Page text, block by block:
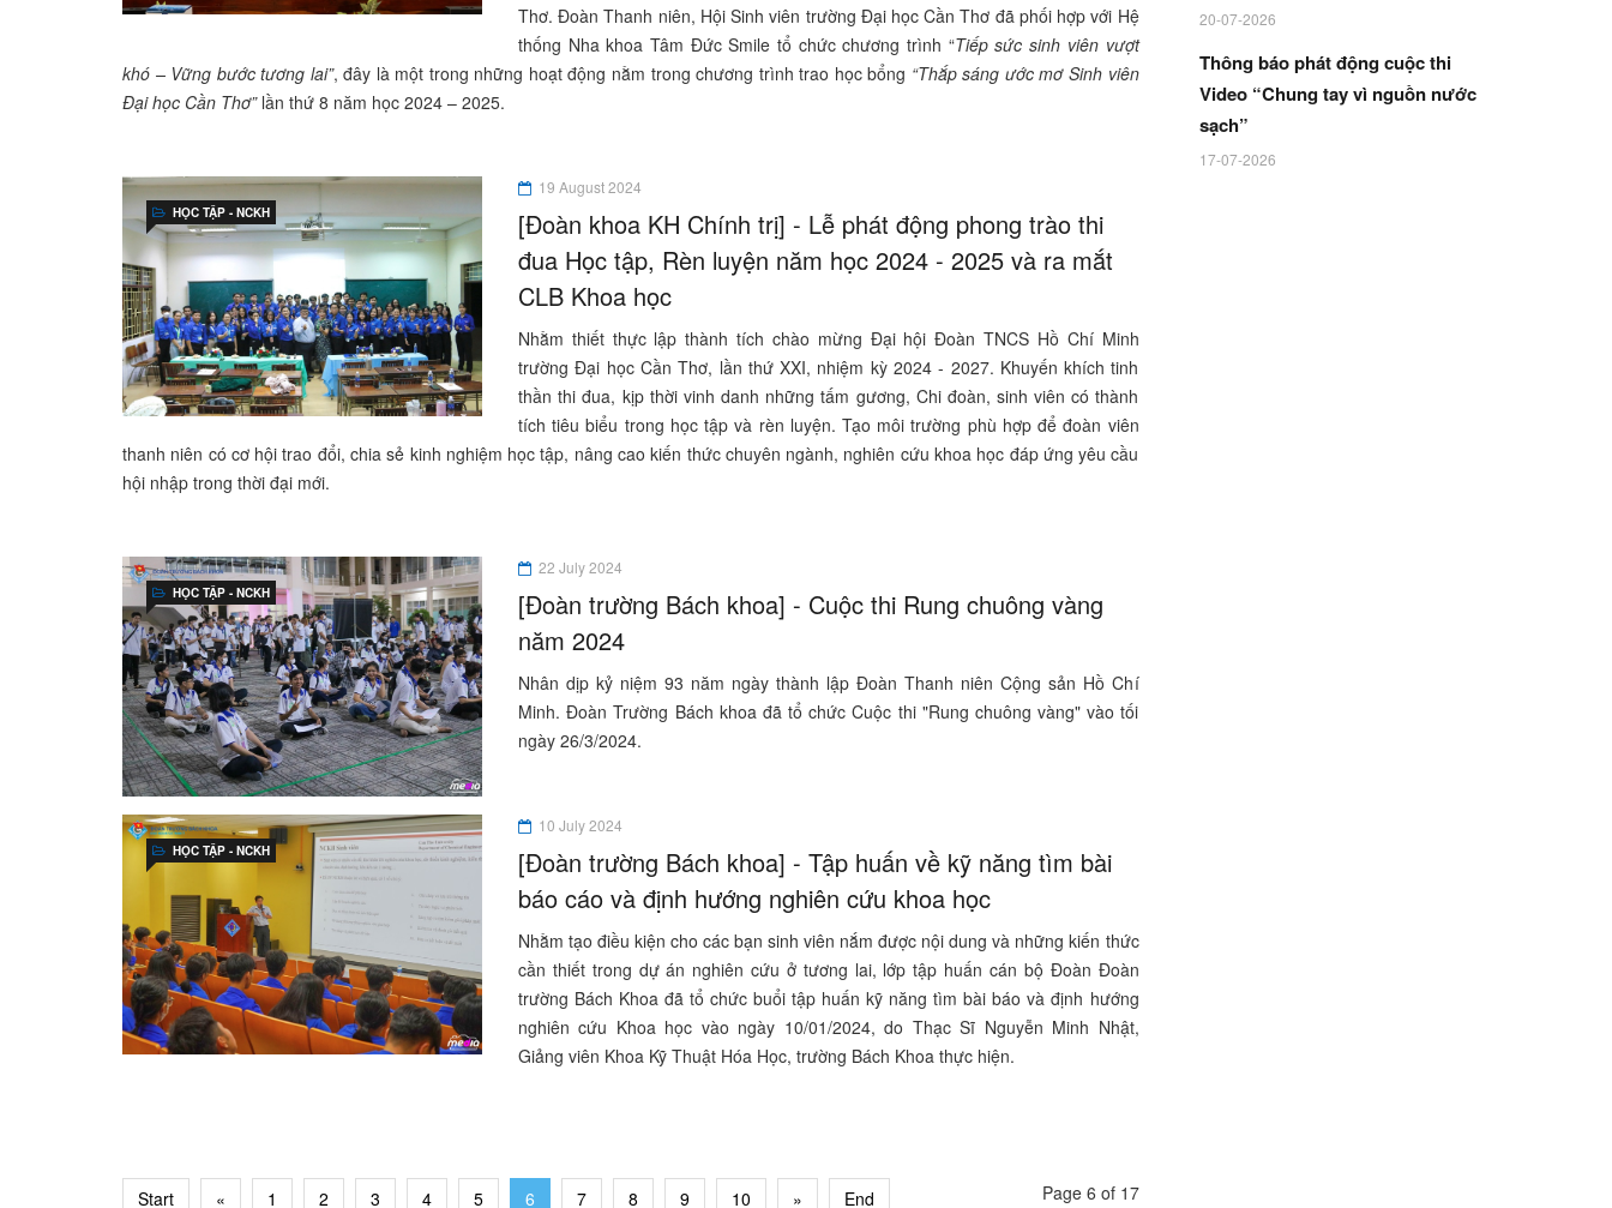
Thơ. Đoàn Thanh niên, Hội Sinh viên trường Đại học Cần Thơ đã phối hợp với Hệ
thống Nha khoa Tâm Đức Smile tổ chức chương trình “Tiếp sức sinh viên vượt
khó – Vững bước tương lai”, đây là một trong những hoạt động nằm trong chương trình trao học bổng “Thắp sáng ước mơ Sinh viên
Đại học Cần Thơ”lần thứ 8 năm học 2024 – 2025.
HỌC TẬP - NCKH
19 August 2024
[Đoàn khoa KH Chính trị] - Lễ phát động phong trào thi
đua Học tập, Rèn luyện năm học 2024 - 2025 và ra mắt
CLB Khoa học
Nhằm thiết thực lập thành tích chào mừng Đại hội Đoàn TNCS Hồ Chí Minh
trường Đại học Cần Thơ, lần thứ XXI, nhiệm kỳ 2024 - 2027. Khuyến khích tinh
thần thi đua, kịp thời vinh danh những tấm gương, Chi đoàn, sinh viên có thành
tích tiêu biểu trong học tập và rèn luyện. Tạo môi trường phù hợp để đoàn viên
thanh niên có cơ hội trao đổi, chia sẻ kinh nghiệm học tập, nâng cao kiến thức chuyên ngành, nghiên cứu khoa học đáp ứng yêu cầu
hội nhập trong thời đại mới.
HỌC TẬP - NCKH
22 July 2024
[Đoàn trường Bách khoa] - Cuộc thi Rung chuông vàng
năm 2024
Nhân dịp kỷ niệm 93 năm ngày thành lập Đoàn Thanh niên Cộng sản Hồ Chí
Minh. Đoàn Trường Bách khoa đã tổ chức Cuộc thi "Rung chuông vàng" vào tối
ngày 26/3/2024.
HỌC TẬP - NCKH
10 July 2024
[Đoàn trường Bách khoa] - Tập huấn về kỹ năng tìm bài
báo cáo và định hướng nghiên cứu khoa học
Nhằm tạo điều kiện cho các bạn sinh viên nắm được nội dung và những kiến thức
cần thiết trong dự án nghiên cứu ở tương lai, lớp tập huấn cán bộ Đoàn Đoàn
trường Bách Khoa đã tổ chức buổi tập huấn kỹ năng tìm bài báo và định hướng
nghiên cứu Khoa học vào ngày 10/01/2024, do Thạc Sĩ Nguyễn Minh Nhật,
Giảng viên Khoa Kỹ Thuật Hóa Học, trường Bách Khoa thực hiện.
Page 6 of 17
Start « 1 2 3 4 5 6 7 8 9 10 » End
20-07-2026
Thông báo phát động cuộc thi
Video “Chung tay vì nguồn nước
sạch”
17-07-2026